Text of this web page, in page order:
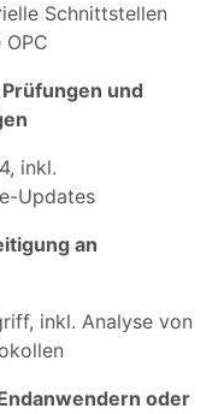
Schnittstellen
und
inkl.
Updates
an
inkl. Analyse von
oder